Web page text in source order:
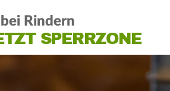
Rindern
SPERRZONE